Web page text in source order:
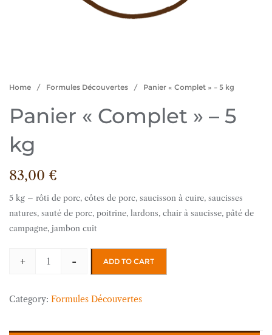
Home / Formules Découvertes / Panier « Complet » – 5 kg
Panier « Complet » – 5
kg
83,00 €
5 kg – rôti de porc, côtes de porc, saucisson à cuire, saucisses
natures, sauté de porc, poitrine, lardons, chair à saucisse, pâté de
campagne, jambon cuit
+
Panier
-
kg
- ADD TO CART
Category: Formules Découvertes